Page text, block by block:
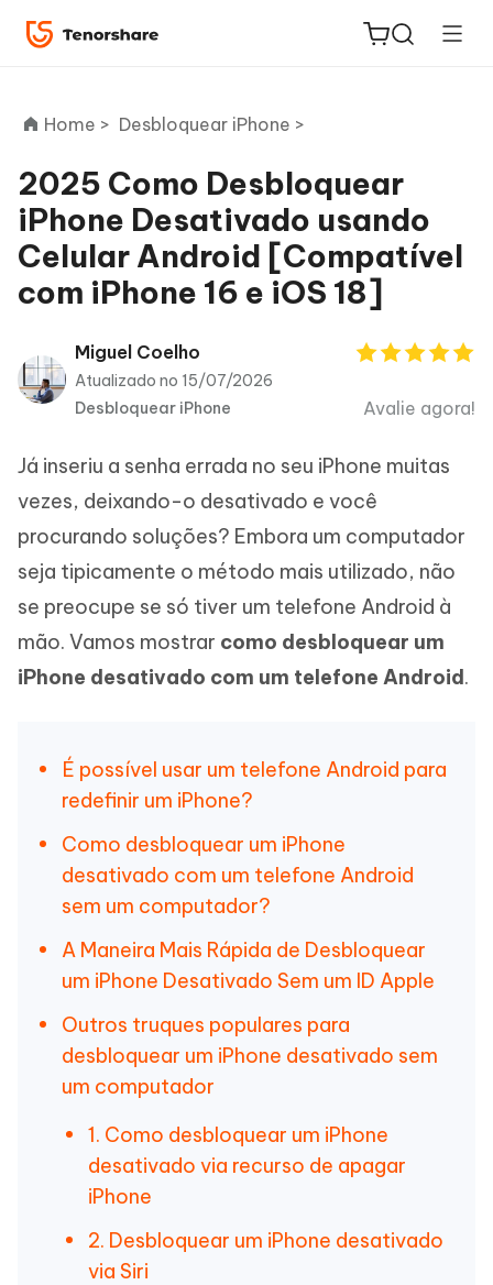
ReiBoot
for iOS
PDNob
PDF
Editor
Home > Desbloquear iPhone >
2025 Como Desbloquear
iPhone Desativado usando
Celular Android [Compatível
com iPhone 16 e iOS 18]
Miguel Coelho
Atualizado no 15/07/2026
Desbloquear iPhone
Avalie agora!
Já inseriu a senha errada no seu iPhone muitas
vezes, deixando-o desativado e você
procurando soluções? Embora um computador
seja tipicamente o método mais utilizado, não
se preocupe se só tiver um telefone Android à
mão. Vamos mostrar como desbloquear um
iPhone desativado com um telefone Android.
É possível usar um telefone Android para
redefinir um iPhone?
Como desbloquear um iPhone
desativado com um telefone Android
sem um computador?
A Maneira Mais Rápida de Desbloquear
um iPhone Desativado Sem um ID Apple
Outros truques populares para
desbloquear um iPhone desativado sem
um computador
1. Como desbloquear um iPhone
desativado via recurso de apagar
iPhone
2. Desbloquear um iPhone desativado
via Siri